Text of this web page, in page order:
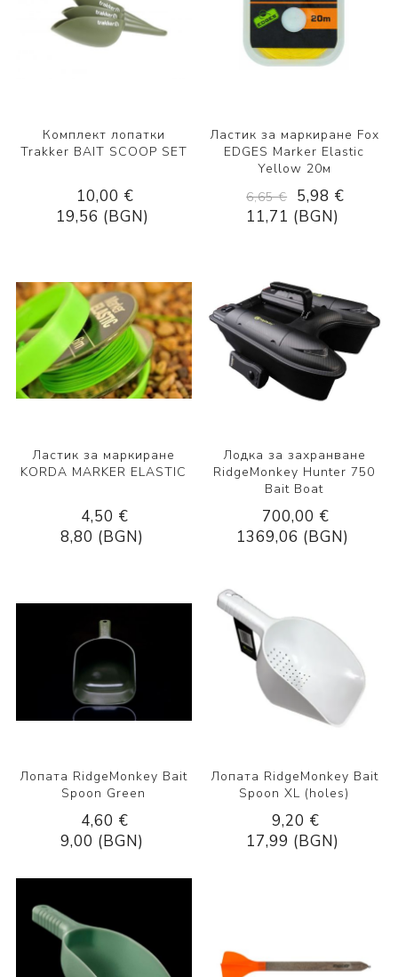
Комплект лопатки
Trakker BAIT SCOOP SET
10,00 €
19,56 (BGN)
Ластик за маркиране Fox
EDGES Marker Elastic
Yellow 20м
6,65 €
5,98 €
11,71 (BGN)
Ластик за маркиране
KORDA MARKER ELASTIC
4,50 €
8,80 (BGN)
Лодка за захранване
RidgeMonkey Hunter 750
Bait Boat
700,00 €
1369,06 (BGN)
Лопата RidgeMonkey Bait
Spoon Green
4,60 €
9,00 (BGN)
Лопата RidgeMonkey Bait
Spoon XL (holes)
9,20 €
17,99 (BGN)